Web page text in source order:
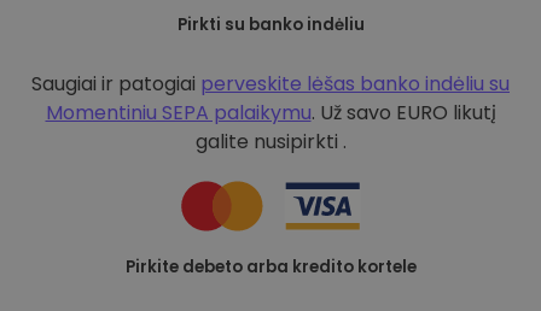
Pirkti su banko indėliu
Saugiai ir patogiai perveskite lėšas banko indėliu su
Momentiniu SEPA palaikymu. Už savo EURO likutį
galite nusipirkti .
Pirkite debeto arba kredito kortele